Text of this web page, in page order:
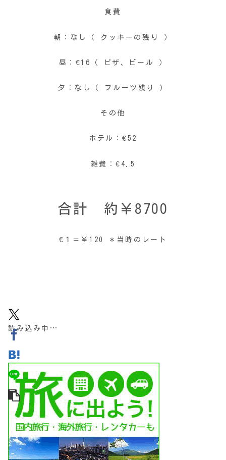
食費
朝：なし（ クッキーの残り ）
昼：€16（ ピザ、ビール ）
夕：なし（ フルーツ残り ）
その他
ホテル：€52
雑費：€4.5
合計 約￥8700
€１＝￥120 ＊当時のレート
読み込み中…